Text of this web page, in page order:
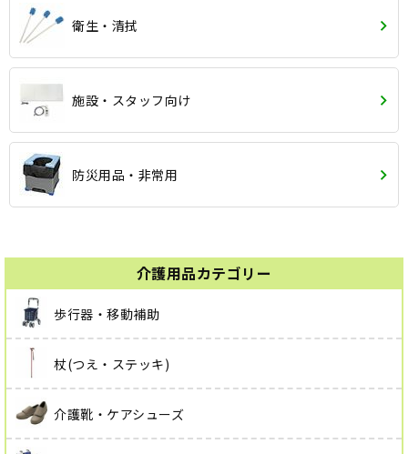
介護用品カテゴリー
歩行器・移動補助
杖(つえ・ステッキ)
介護靴・ケアシューズ
衛生・清拭
施設・スタッフ向け
防災用品・非常用